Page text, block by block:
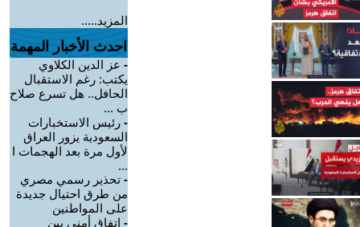
المزيد.....
احدث الأخبار المهمة
- عز الدين الكلاوي
يكتب: رغم الاستقبال
الحافل.. هل تسرع صلاح
ب ...
- رئيس الاستخبارات
السعودية يزور العراق
لأول مرة بعد الهجمات ا
...
- تحذير رسمي مصري
من طرق احتيال جديدة
على المواطنين
- اتفاق أمني بين